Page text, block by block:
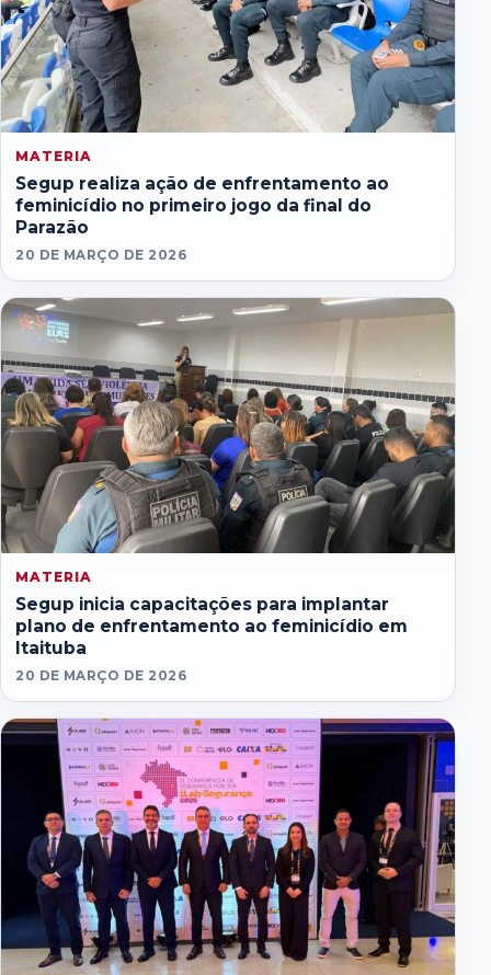
MATERIA
Segup realiza ação de enfrentamento ao
feminicídio no primeiro jogo da final do
Parazão
20 DE MARÇO DE 2026
MATERIA
Segup inicia capacitações para implantar
plano de enfrentamento ao feminicídio em
Itaituba
20 DE MARÇO DE 2026